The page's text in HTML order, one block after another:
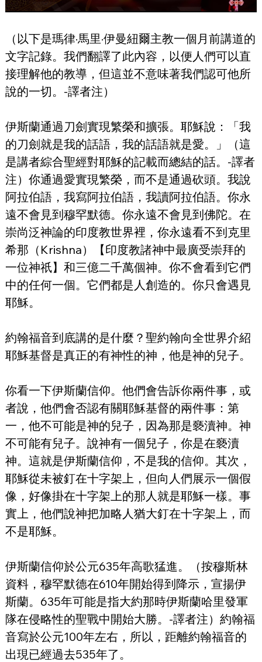
（以下是瑪律·馬里·伊曼紐爾主教一個月前講道的
文字記錄。我們翻譯了此內容，以便人們可以直
接理解他的教導，但這並不意味著我們認可他所
說的一切。-譯者注）
伊斯蘭通過刀劍實現繁榮和擴張。耶穌說：「我
的刀劍就是我的話語，我的話語就是愛。」（這
是講者綜合聖經對耶穌的記載而總結的話。-譯者
注）你通過愛實現繁榮，而不是通過砍頭。我說
阿拉伯語，我寫阿拉伯語，我讀阿拉伯語。你永
遠不會見到穆罕默德。你永遠不會見到佛陀。在
崇尚泛神論的印度教世界裡，你永遠看不到克里
希那（Krishna）【印度教諸神中最廣受崇拜的
一位神祇】和三億二千萬個神。你不會看到它們
中的任何一個。它們都是人創造的。你只會遇見
耶穌。
約翰福音到底講的是什麼？聖約翰向全世界介紹
耶穌基督是真正的有神性的神，他是神的兒子。
你看一下伊斯蘭信仰。他們會告訴你兩件事，或
者說，他們會否認有關耶穌基督的兩件事：第
一，他不可能是神的兒子，因為那是褻瀆神。神
不可能有兒子。說神有一個兒子，你是在褻瀆
神。這就是伊斯蘭信仰，不是我的信仰。其次，
耶穌從未被釘在十字架上，但向人們展示一個假
像，好像掛在十字架上的那人就是耶穌一樣。事
實上，他們說神把加略人猶大釘在十字架上，而
不是耶穌。
伊斯蘭信仰於公元635年高歌猛進。（按穆斯林
資料，穆罕默德在610年開始得到降示，宣揚伊
斯蘭。635年可能是指大約那時伊斯蘭哈里發軍
隊在侵略性的聖戰中開始大勝。-譯者注）約翰福
音寫於公元100年左右，所以，距離約翰福音的
出現已經過去535年了。